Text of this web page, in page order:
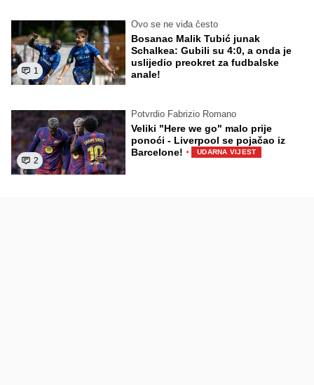
1
Ovo se ne viđa često
Bosanac Malik Tubić junak
Schalkea: Gubili su 4:0, a onda je
uslijedio preokret za fudbalske
anale!
2
Potvrdio Fabrizio Romano
Veliki "Here we go" malo prije
ponoći - Liverpool se pojačao iz
Barcelone! · UDARNA VIJEST